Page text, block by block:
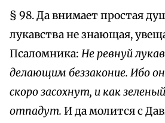
§ 98. Да внимает простая
лукавства не знающая,
Псаломника: Не ревнуй
делающим беззаконие. Ибо
скоро засохнут, и как
отпадут. И да молится с